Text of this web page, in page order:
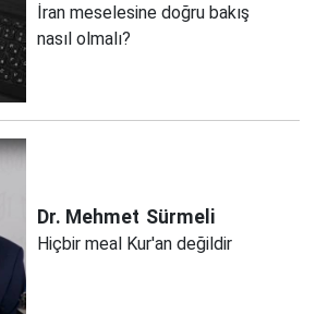
İran meselesine doğru bakış
nasıl olmalı?
Dr. Mehmet Sürmeli
Hiçbir meal Kur'an değildir